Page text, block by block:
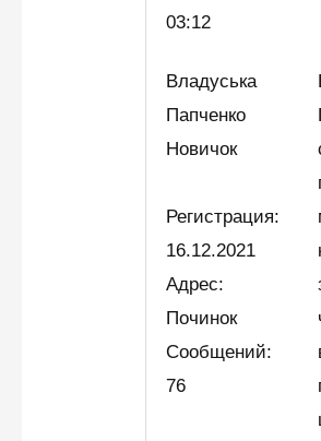
03:12
Владуська
Папченко
Новичок
Регистрация:
16.12.2021
Адрес:
Починок
Сообщений:
76